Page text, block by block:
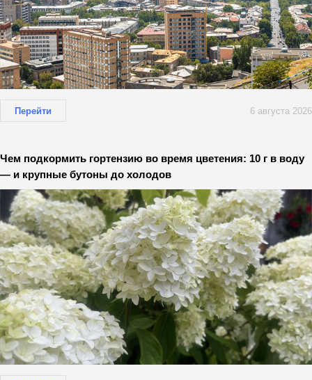
Перейти 6 августа 2026
Чем подкормить гортензию во время цветения: 10 г в воду
— и крупные бутоны до холодов